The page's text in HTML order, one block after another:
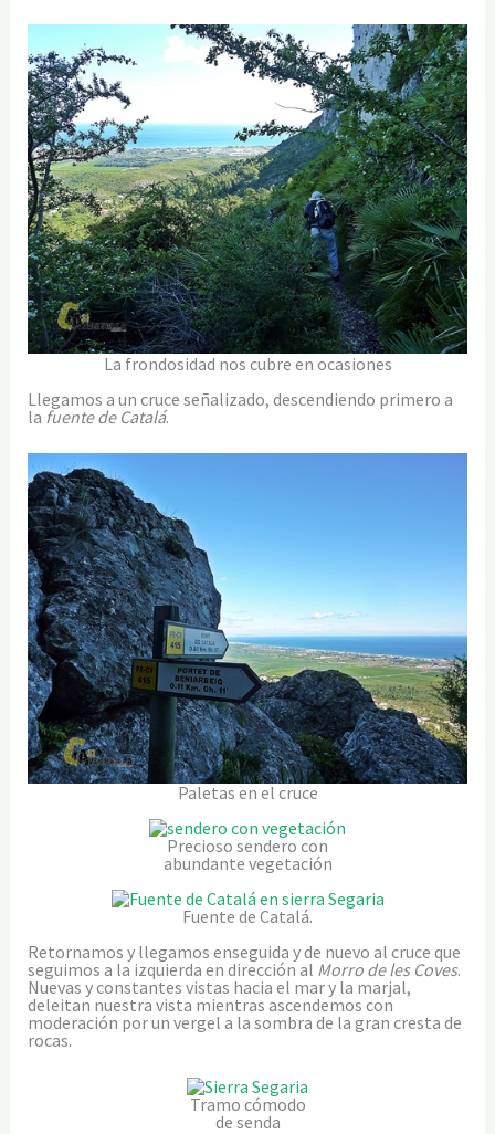
La frondosidad nos cubre en ocasiones
Llegamos a un cruce señalizado, descendiendo primero a
la fuente de Catalá.
Paletas en el cruce
Precioso sendero con
abundante vegetación
Fuente de Catalá.
Retornamos y llegamos enseguida y de nuevo al cruce que
seguimos a la izquierda en dirección al Morro de les Coves.
Nuevas y constantes vistas hacia el mar y la marjal,
deleitan nuestra vista mientras ascendemos con
moderación por un vergel a la sombra de la gran cresta de
rocas.
Tramo cómodo
de senda